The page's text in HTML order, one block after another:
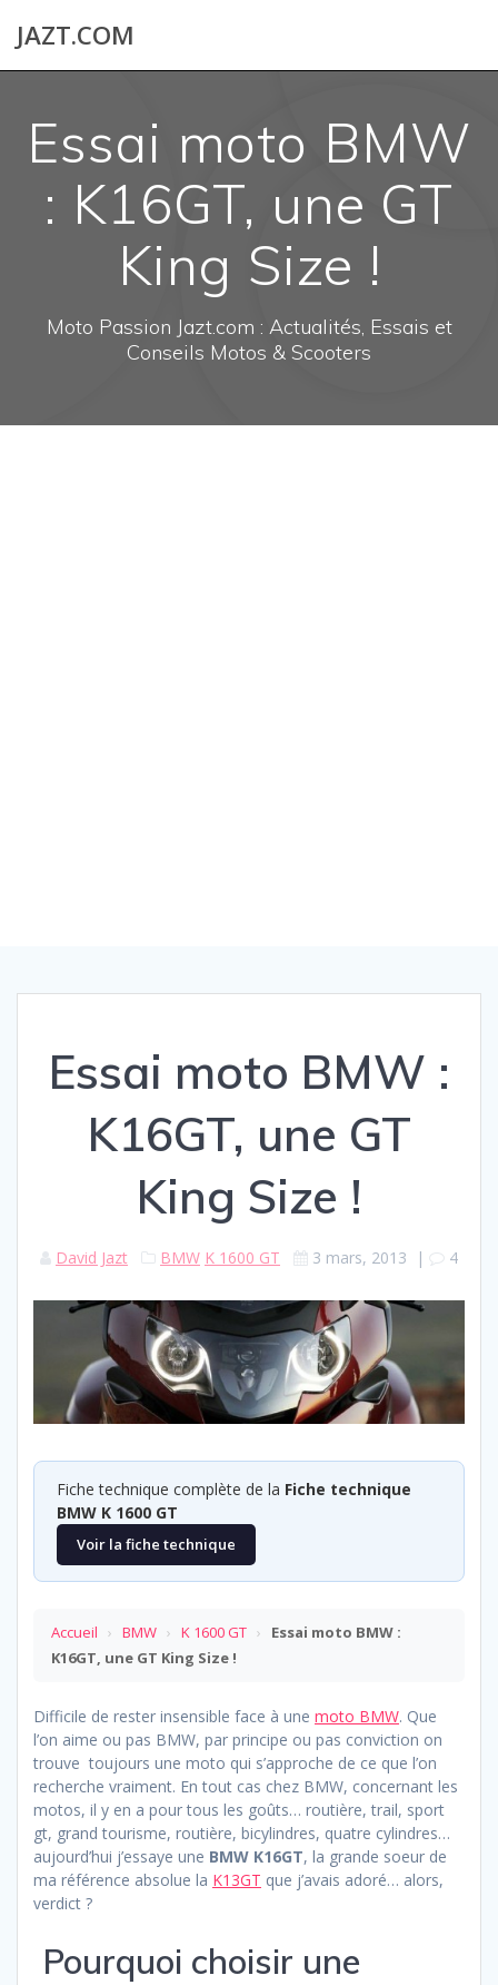
JAZT.COM
Essai moto BMW
: K16GT, une GT
King Size !
Moto Passion Jazt.com : Actualités, Essais et
Conseils Motos & Scooters
Essai moto BMW :
K16GT, une GT
King Size !
David Jazt BMW K 1600 GT 3 mars, 2013 | 4
Fiche technique complète de la Fiche technique
BMW K 1600 GT
Voir la fiche technique
Accueil › BMW › K 1600 GT ›
Essai moto BMW :
K16GT, une GT King Size !
Difficile de rester insensible face à une moto BMW. Que
l’on aime ou pas BMW, par principe ou pas conviction on
trouve toujours une moto qui s’approche de ce que l’on
recherche vraiment. En tout cas chez BMW, concernant les
motos, il y en a pour tous les goûts… routière, trail, sport
gt, grand tourisme, routière, bicylindres, quatre cylindres…
aujourd’hui j’essaye une BMW K16GT, la grande soeur de
ma référence absolue la K13GT que j’avais adoré… alors,
verdict ?
Pourquoi choisir une